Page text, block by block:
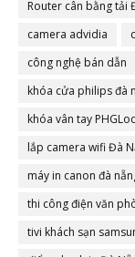
Router cân bằng tải
camera advidia
công nghệ bán dẫn
khóa cửa philips đà
khóa vân tay
lắp camera wifi Đà
máy in canon đà
thi công điện văn
tivi khách sạn